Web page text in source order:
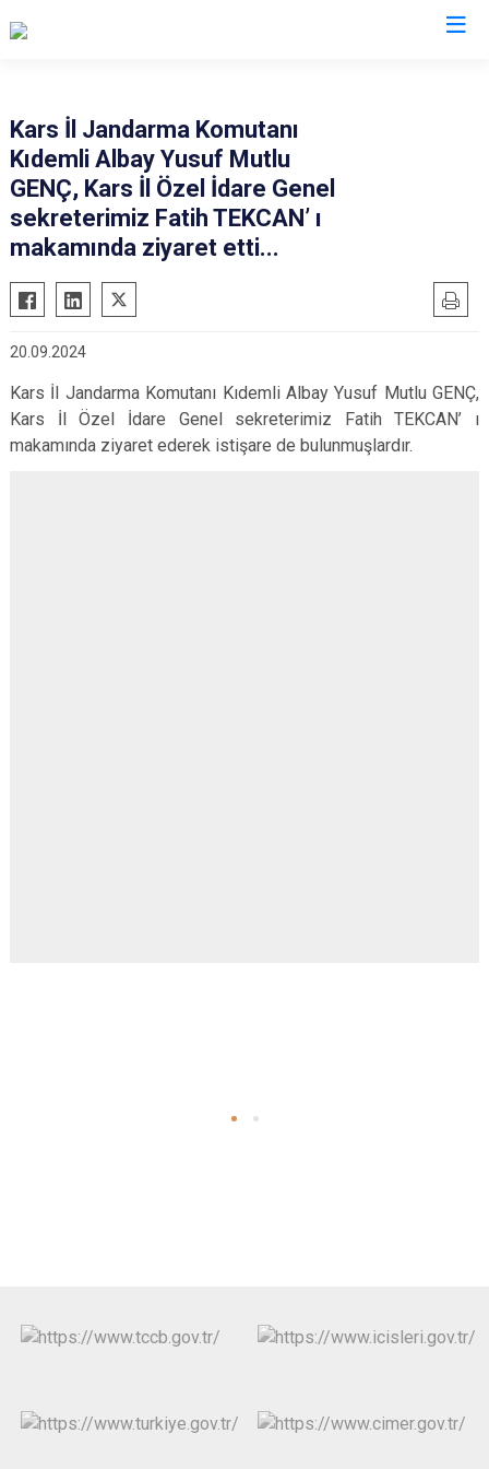
Kars İl Jandarma Komutanı
Kıdemli Albay Yusuf Mutlu
GENÇ, Kars İl Özel İdare Genel
sekreterimiz Fatih TEKCAN’ ı
makamında ziyaret etti...
20.09.2024
Kars İl Jandarma Komutanı Kıdemli Albay Yusuf Mutlu GENÇ,
Kars İl Özel İdare Genel sekreterimiz Fatih TEKCAN’ ı
makamında ziyaret ederek istişare de bulunmuşlardır.